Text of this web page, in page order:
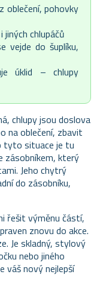
oblečení, pohovky
chlupáčů
vejde do šuplíku,
úklid – chlupy
chlupy jsou doslova
na oblečení, zbavit
tyto situace je tu
zásobníkem, který
Jeho chytrý
do zásobníku,
řešit výměnu částí,
znovu do akce.
Je skladný, stylový
nebo jiného
váš nový nejlepší